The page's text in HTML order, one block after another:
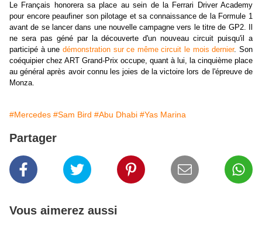
Le Français honorera sa place au sein de la Ferrari Driver Academy
pour encore peaufiner son pilotage et sa connaissance de la Formule 1
avant de se lancer dans une nouvelle campagne vers le titre de GP2. Il
ne sera pas géné par la découverte d'un nouveau circuit puisqu'il a
participé à une démonstration sur ce même circuit le mois dernier. Son
coéquipier chez ART Grand-Prix occupe, quant à lui, la cinquième place
au général après avoir connu les joies de la victoire lors de l'épreuve de
Monza.
#Mercedes #Sam Bird #Abu Dhabi #Yas Marina
Partager
Vous aimerez aussi